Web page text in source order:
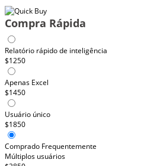
Compra Rápida
Relatório rápido de inteligência
$1250
Apenas Excel
$1450
Usuário único
$1850
Comprado Frequentemente
Múltiplos usuários